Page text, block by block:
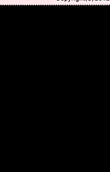
Copyright(C)2010-